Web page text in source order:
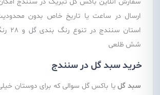
ارسال در ساعت یا تاریخ خاص بدون
شش ظلعی
خرید سبد گل در سنندج
سبد گلیا باکس گل سوالی که برای دوستان